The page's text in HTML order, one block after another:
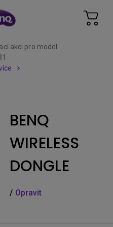
akci pro model
BENQ
WIRELESS
DONGLE
/ Opravit